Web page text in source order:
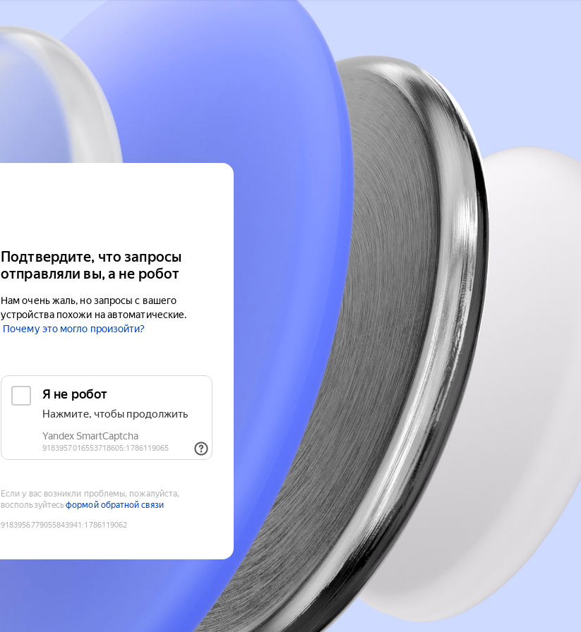
Подтвердите, что запросы
отправляли вы, а не робот
Нам очень жаль, но запросы с вашего
устройства похожи на автоматические.
Почему это могло произойти?
Если у вас возникли проблемы, пожалуйста,
воспользуйтесьформой обратной связи
9183956779055843941 :1786119062